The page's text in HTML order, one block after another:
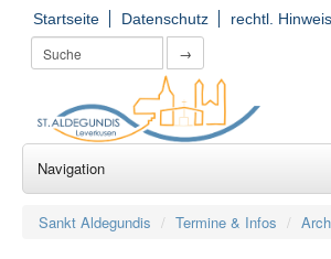
Startseite Datenschutz rechtl.
→
Navigation
Wir für Sie
Sankt Aldegundis Termine & Infos